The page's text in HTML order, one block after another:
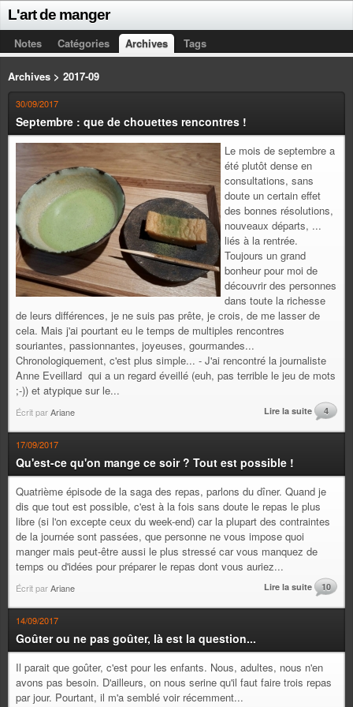
L'art de manger
Notes Catégories Archives Tags
Archives > 2017-09
30/09/2017
Septembre : que de chouettes rencontres !
Le mois de septembre a
été plutôt dense en
consultations, sans
doute un certain effet
des bonnes résolutions,
nouveaux départs, ...
liés à la rentrée.
Toujours un grand
bonheur pour moi de
découvrir des personnes
dans toute la richesse
de leurs différences, je ne suis pas prête, je crois, de me lasser de
cela. Mais j'ai pourtant eu le temps de multiples rencontres
souriantes, passionnantes, joyeuses, gourmandes...
Chronologiquement, c'est plus simple... - J'ai rencontré la journaliste
Anne Eveillard qui a un regard éveillé (euh, pas terrible le jeu de mots
;-)) et atypique sur le...
Écrit parAriane Lire la suite 4
17/09/2017
Qu'est-ce qu'on mange ce soir ? Tout est possible !
Quatrième épisode de la saga des repas, parlons du dîner. Quand je
dis que tout est possible, c'est à la fois sans doute le repas le plus
libre (si l'on excepte ceux du week-end) car la plupart des contraintes
de la journée sont passées, que personne ne vous impose quoi
manger mais peut-être aussi le plus stressé car vous manquez de
temps ou d'idées pour préparer le repas dont vous auriez...
Écrit parAriane Lire la suite 10
14/09/2017
Goûter ou ne pas goûter, là est la question...
Il parait que goûter, c'est pour les enfants. Nous, adultes, nous n'en
avons pas besoin. D'ailleurs, on nous serine qu'il faut faire trois repas
par jour. Pourtant, il m'a semblé voir récemment...